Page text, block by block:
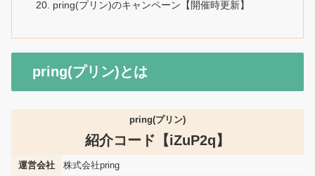
pring(プリン)のキャンペーン【開催時更新】
pring(プリン)とは
pring(プリン)
紹介コード【iZuP2q】
運営会社
株式会社pring